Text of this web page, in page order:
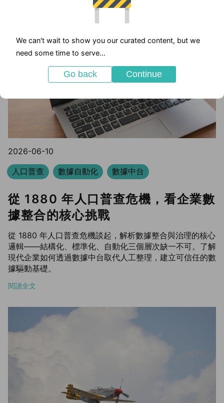
2026-06-10
人口普查
數據自動化 數據中台
從 1880 年人口普查危機，看企業數
據整合的核心挑戰
從 1880 年人口普查危機談起，解析數據整合與治理的核心
邏輯——結構化、標準化、自動化三個層次缺一不可。了解
現代企業如何透過數據中台取代人工整理，建立可信任的數
據驅動基礎。
閱讀全文
We can't wait to show you our curated content, but we
need some time to serve...
Go back Continue